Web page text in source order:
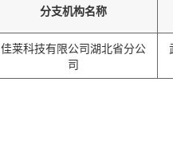
分支机构名称
佳莱科技有限公司湖北省分公
司